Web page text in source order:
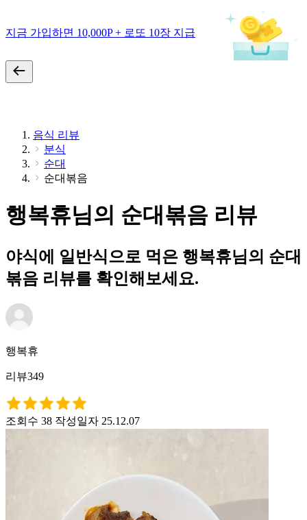
지금 가입하면 10,000P + 로또 10장 지급
음식 리뷰
분식
순대
순대볶음
행복휴님의 순대볶음 리뷰
야식에 일반식으로 먹은 행복휴님의 순대
볶음 리뷰를 확인해보세요.
행복휴
리뷰349
조회수 38 작성일자 25.12.07